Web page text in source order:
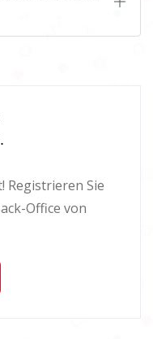
Registrieren Sie
Office von